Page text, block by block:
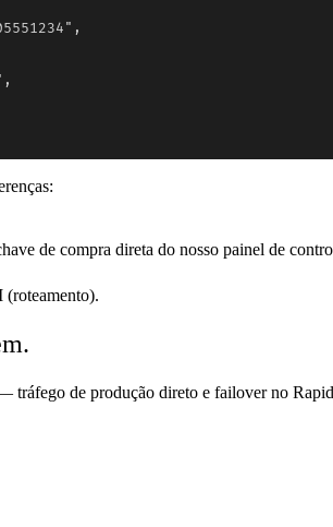
de compra direta do nosso painel de
tráfego de produção direto e failover no